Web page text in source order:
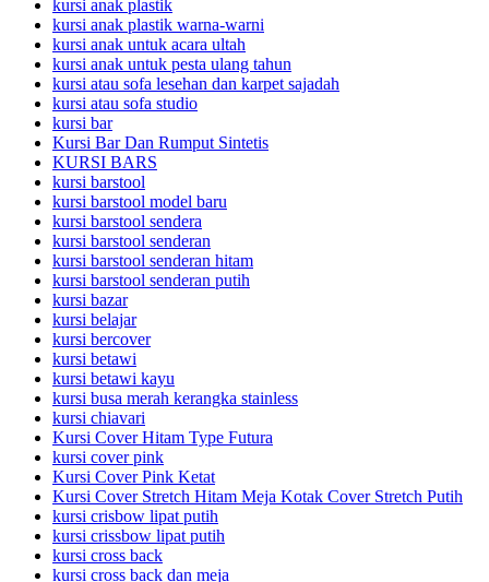
kursi anak plastik
kursi anak plastik warna-warni
kursi anak untuk acara ultah
kursi anak untuk pesta ulang tahun
kursi atau sofa lesehan dan karpet sajadah
kursi atau sofa studio
kursi bar
Kursi Bar Dan Rumput Sintetis
KURSI BARS
kursi barstool
kursi barstool model baru
kursi barstool sendera
kursi barstool senderan
kursi barstool senderan hitam
kursi barstool senderan putih
kursi bazar
kursi belajar
kursi bercover
kursi betawi
kursi betawi kayu
kursi busa merah kerangka stainless
kursi chiavari
Kursi Cover Hitam Type Futura
kursi cover pink
Kursi Cover Pink Ketat
Kursi Cover Stretch Hitam Meja Kotak Cover Stretch Putih
kursi crisbow lipat putih
kursi crissbow lipat putih
kursi cross back
kursi cross back dan meja